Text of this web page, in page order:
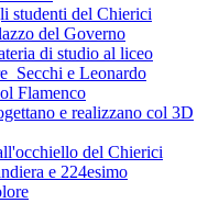
studenti del Chierici
del Governo
di studio al liceo
Secchi e Leonardo
Flamenco
e realizzano col 3D
del Chierici
e 224esimo